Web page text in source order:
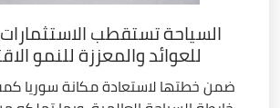
السياحة تستقطب
للعوائد والمعززة للنمو
ضمن خطتها لاستعادة مكانة سوريا